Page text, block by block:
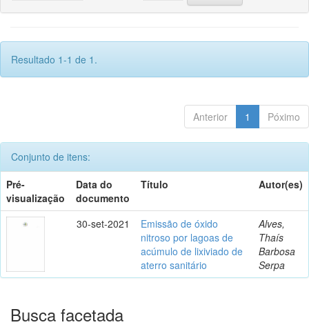
Resultado 1-1 de 1.
Anterior 1 Póximo
Conjunto de itens:
Pré-
visualização
Data do
documento
Título Autor(es)
30-set-2021
Emissão de óxido
nitroso por lagoas de
acúmulo de lixiviado de
aterro sanitário
Alves,
Thaís
Barbosa
Serpa
Busca facetada